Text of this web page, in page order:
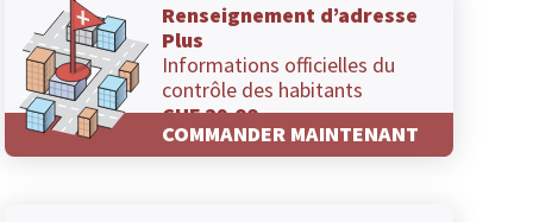
Renseignement d’adresse
Plus
Informations officielles du
contrôle des habitants
CHF 29.00
COMMANDER MAINTENANT